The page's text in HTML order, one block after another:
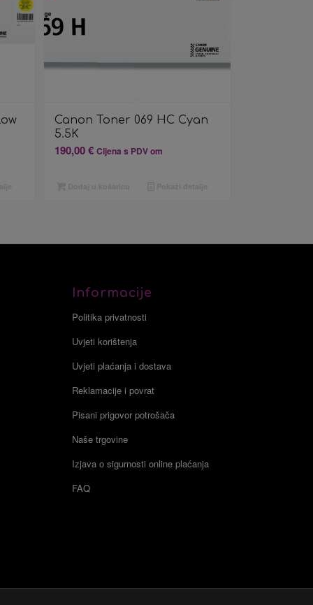
Canon Toner 069 HC Cyan
5.5K
190,00€ Cijena s PDV om
Informacije
Politika privatnosti
Uvjeti korištenja
Uvjeti plaćanja i dostava
Reklamacije i povrat
Pisani prigovor potrošača
Naše trgovine
Izjava o sigurnosti online plaćanja
FAQ